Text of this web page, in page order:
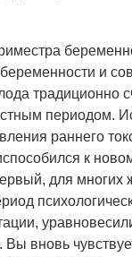
и
традиционно
периодом.
раннего
к
для многих
вновь